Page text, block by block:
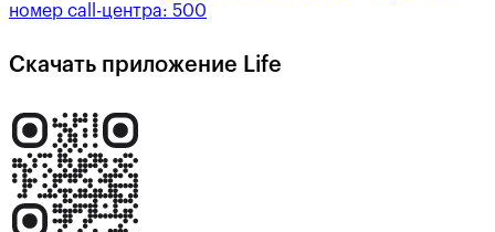
номер call-центра: 500
Скачать приложение Life